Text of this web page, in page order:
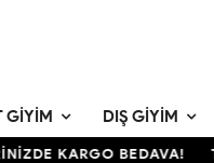
GIYIM DIŞ GIYIM
KARGO BEDAVA!